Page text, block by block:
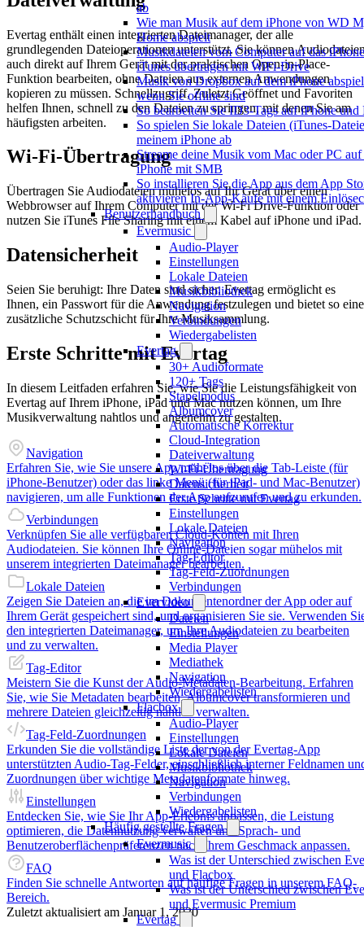
ab
Wie man Musik auf dem iPhone von WD
Home abspielt
Musikdateien vom Computer auf das
iTunes übertragen mit WiFi-Drive
Musik von Dropbox auf dem iPhone
wenn Sie offline sind
So bearbeiten Sie ID3-Tags auf iPhone und
So spielen Sie lokale Dateien (iTunes-
meinem iPhone ab
Streame deine Musik vom Mac oder PC auf
iPhone mit SMB
So installieren Sie die App aus dem App
aktivieren In-App-Käufe mit einem
Benutzerhandbuch
Evermusic
Audio-Player
Einstellungen
Lokale Dateien
Musikbibliothek
Navigation
Verbindungen
Wiedergabelisten
Evertag
30+ Audioformate
120+ Tags
Stapelmodus
Albumcover
Automatische Korrektur
Cloud-Integration
Dateiverwaltung
Wi-Fi-Übertragung
Datensicherheit
Erste Schritte mit Evertag
Einstellungen
Lokale Dateien
Navigation
Tag-Editor
Tag-Feld-Zuordnungen
Verbindungen
Evervideo
Dateien
Einstellungen
Media Player
Mediathek
Navigation
Wiedergabelisten
Flacbox
Audio-Player
Einstellungen
Lokale Dateien
Musikbibliothek
Navigation
Verbindungen
Wiedergabelisten
Häufig gestellte Fragen
Evermusic
Was ist der Unterschied zwischen
und Flacbox
Was ist der Unterschied zwischen
und Evermusic Premium
Evertag
Evertag enthält einen integrierten Dateimanager, der alle
grundlegenden Dateioperationen unterstützt. Sie können
auch direkt auf Ihrem Gerät mit der praktischen Open-in-Place-
Funktion bearbeiten, ohne Dateien aus externen Anwendungen
kopieren zu müssen. Schnellzugriff, Zuletzt Geöffnet und Favoriten
helfen Ihnen, schnell zu den Dateien zu springen, mit denen Sie am
häufigsten arbeiten.
Wi-Fi-Übertragung
Übertragen Sie Audiodateien mühelos auf Ihr Gerät über einen
Webbrowser auf Ihrem Computer mit der Wi-Fi Drive-Funktion oder
nutzen Sie iTunes File Sharing mit einem Kabel auf iPhone und iPad.
Datensicherheit
Seien Sie beruhigt: Ihre Daten sind sicher. Evertag ermöglicht es
Ihnen, ein Passwort für die Anwendung festzulegen und bietet so eine
zusätzliche Schutzschicht für Ihre Musiksammlung.
Erste Schritte mit Evertag
In diesem Leitfaden erfahren Sie, wie Sie die Leistungsfähigkeit von
Evertag auf Ihrem iPhone, iPad und Mac nutzen können, um Ihre
Musikverwaltung nahtlos und angenehm zu gestalten.
Navigation
Erfahren Sie, wie Sie unsere App mühelos über die Tab-Leiste (für
iPhone-Benutzer) oder das linke Menü (für iPad- und Mac-Benutzer)
navigieren, um alle Funktionen der App aufzurufen und zu erkunden.
Verbindungen
Verknüpfen Sie alle verfügbaren Cloud-Konten mit Ihren
Audiodateien. Sie können Ihre Online-Dateien sogar mühelos mit
unserem integrierten Dateimanager bearbeiten.
Lokale Dateien
Zeigen Sie Dateien an, die im Dokumentenordner der App oder auf
Ihrem Gerät gespeichert sind, und organisieren Sie sie. Verwenden
den integrierten Dateimanager, um Ihre Audiodateien zu bearbeiten
und zu verwalten.
Tag-Editor
Meistern Sie die Kunst der Audio-Metadaten-Bearbeitung. Erfahren
Sie, wie Sie Metadaten bearbeiten, Albumcover transformieren und
mehrere Dateien gleichzeitig nahtlos verwalten.
Tag-Feld-Zuordnungen
Erkunden Sie die vollständige Liste der von der Evertag-App
unterstützten Audio-Tag-Felder, einschließlich interner Feldnamen
Zuordnungen über wichtige Metadatenformate hinweg.
Einstellungen
Entdecken Sie, wie Sie Ihr App-Erlebnis anpassen, die Leistung
optimieren, die Datennutzung verwalten und Sprach- und
Benutzeroberflächenpräferenzen nach Ihrem Geschmack anpassen.
FAQ
Finden Sie schnelle Antworten auf häufige Fragen in unserem FAQ-
Bereich.
Zuletzt aktualisiert am Januar 1, 2020